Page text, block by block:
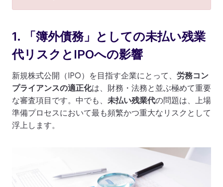
1. 「簿外債務」としての未払い残業
代リスクとIPOへの影響
新規株式公開（IPO）を目指す企業にとって、 労務コン
プライアンスの適正化は、財務・法務と並ぶ極めて重要
な審査項目です。中でも、 未払い残業代の問題は、上場
準備プロセスにおいて最も頻繁かつ重大なリスクとして
浮上します。